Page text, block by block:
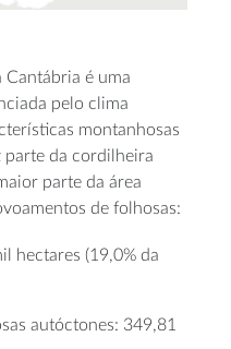
Cantábria é uma
pelo clima
montanhosas
parte da cordilheira
parte da área
de folhosas:
hectares (19,0% da
autóctones: 349,81